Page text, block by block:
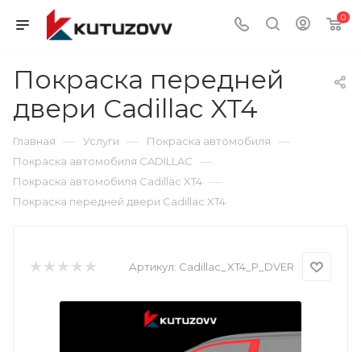
0
Покраска передней
двери Cadillac XT4
Главная — Услуги — Покраска автомобиля —
Покраска автомобиля CADILLAC —
Покраска автомобиля Cadillac XT4 —
Покраска передней двери Cadillac XT4
Артикул: Cadillac_XT4_P_DVER